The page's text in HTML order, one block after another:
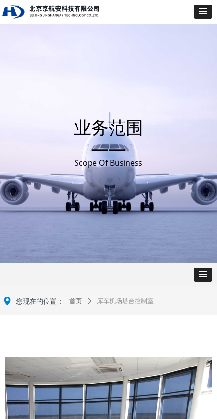
业务范围
——
Scope Of Business
넹 您现在的位置： 首页 ꄲ 库车机场塔台控制室